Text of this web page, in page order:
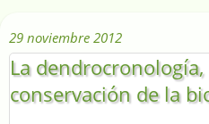
29 noviembre 2012
La
conservación de la